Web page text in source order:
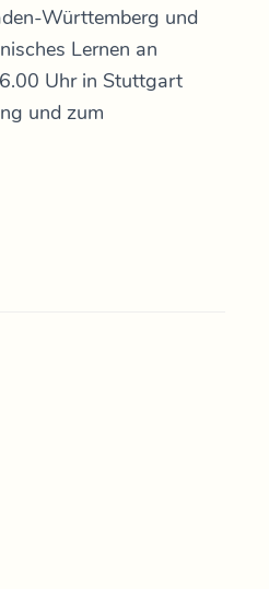
Württemberg und
Lernen an
Uhr in Stuttgart
und zum